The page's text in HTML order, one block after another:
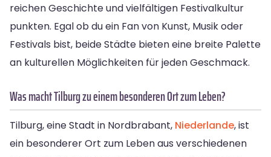
reichen Geschichte und vielfältigen Festivalkultur
punkten. Egal ob du ein Fan von Kunst, Musik oder
Festivals bist, beide Städte bieten eine breite Palette
an kulturellen Möglichkeiten für jeden Geschmack.
Was macht Tilburg zu einem besonderen Ort zum Leben?
Tilburg, eine Stadt in Nordbrabant, Niederlande, ist
ein besonderer Ort zum Leben aus verschiedenen